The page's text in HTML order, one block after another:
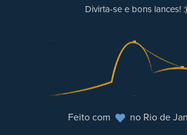
Divirta-se e bons lances! :)
Feito com no Rio de